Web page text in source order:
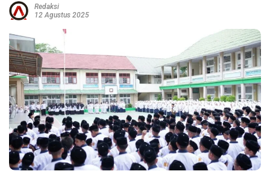
Redaksi
12 Agustus 2025